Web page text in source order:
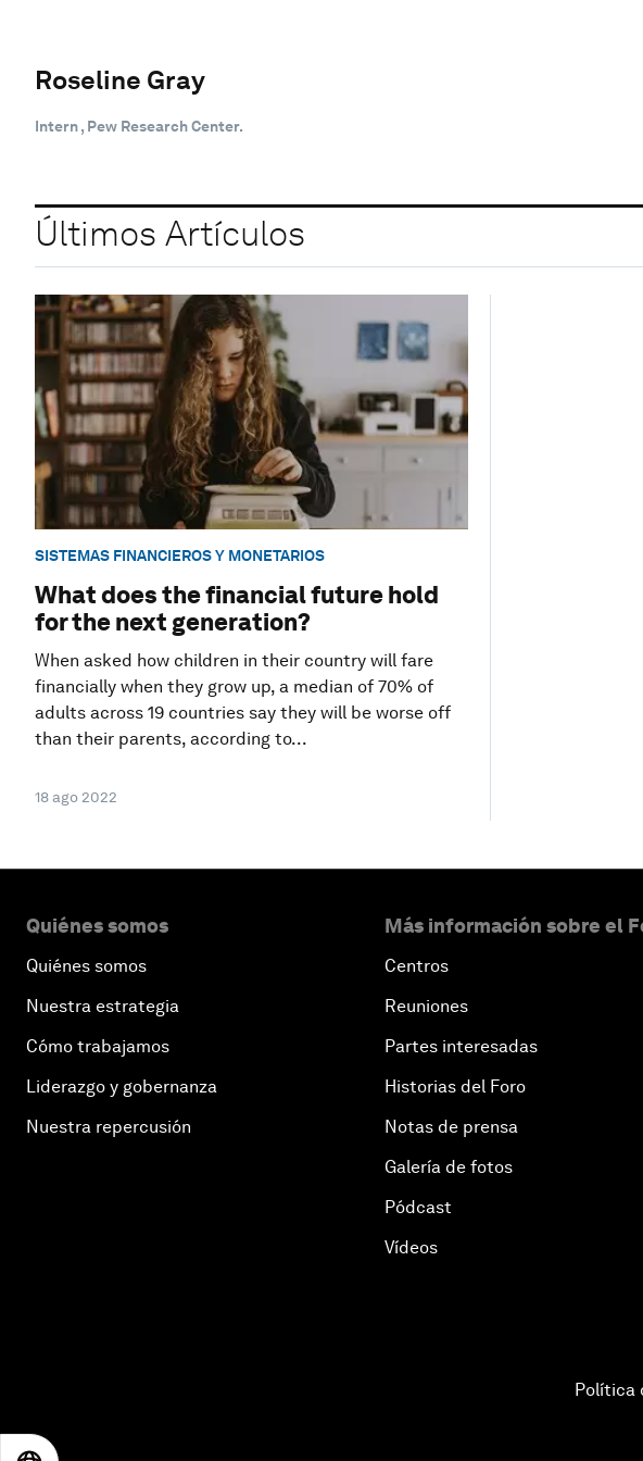
Roseline Gray
Intern , Pew Research Center.
Últimos Artículos
SISTEMAS FINANCIEROS Y MONETARIOS
What does the financial future hold
for the next generation?
When asked how children in their country will fare
financially when they grow up, a median of 70% of
adults across 19 countries say they will be worse off
than their parents, according to...
18 ago 2022
Quiénes somos
Quiénes somos
Nuestra estrategia
Cómo trabajamos
Liderazgo y gobernanza
Nuestra repercusión
Más información sobre el
Centros
Reuniones
Partes interesadas
Historias del Foro
Notas de prensa
Galería de fotos
Pódcast
Vídeos
Política